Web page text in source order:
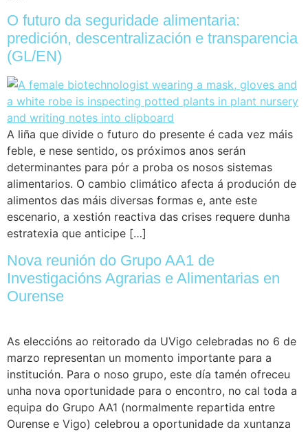
O futuro da seguridade alimentaria:
predición, descentralización e transparencia
(GL/EN)
A liña que divide o futuro do presente é cada vez máis
feble, e nese sentido, os próximos anos serán
determinantes para pór a proba os nosos sistemas
alimentarios. O cambio climático afecta á produción de
alimentos das máis diversas formas e, ante este
escenario, a xestión reactiva das crises requere dunha
estratexia que anticipe […]
Nova reunión do Grupo AA1 de
Investigacións Agrarias e Alimentarias en
Ourense
As eleccións ao reitorado da UVigo celebradas no 6 de
marzo representan un momento importante para a
institución. Para o noso grupo, este día tamén ofreceu
unha nova oportunidade para o encontro, no cal toda a
equipa do Grupo AA1 (normalmente repartida entre
Ourense e Vigo) celebrou a oportunidade da xuntanza